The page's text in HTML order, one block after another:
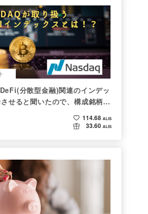
分散型金融)関連のインデッ
せると聞いたので、構成銘柄を
114.68 ALIS
33.60 ALIS